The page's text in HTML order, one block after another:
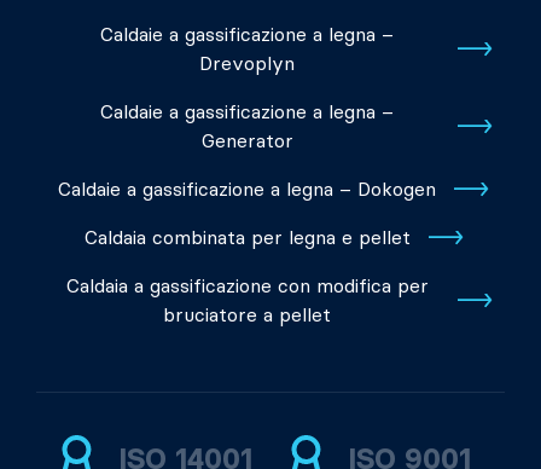
Caldaie a gassificazione a legna –
Drevoplyn
Caldaie a gassificazione a legna –
Generator
Caldaie a gassificazione a legna – Dokogen
Caldaia combinata per legna e pellet
Caldaia a gassificazione con modifica per
bruciatore a pellet
ISO 14001 ISO 9001